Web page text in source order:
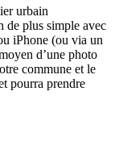
urbain
de plus simple avec
iPhone (ou via un
d’une photo
commune et le
pourra prendre